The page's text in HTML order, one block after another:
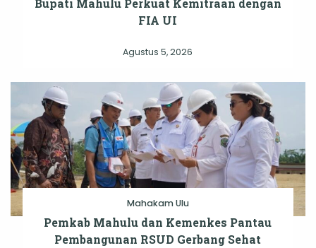
Bupati Mahulu Perkuat Kemitraan dengan
FIA UI
Agustus 5, 2026
Mahakam Ulu
Pemkab Mahulu dan Kemenkes Pantau
Pembangunan RSUD Gerbang Sehat